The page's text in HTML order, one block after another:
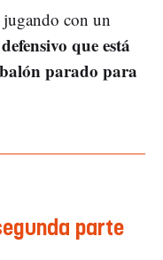
con un
que está
parado para
parte